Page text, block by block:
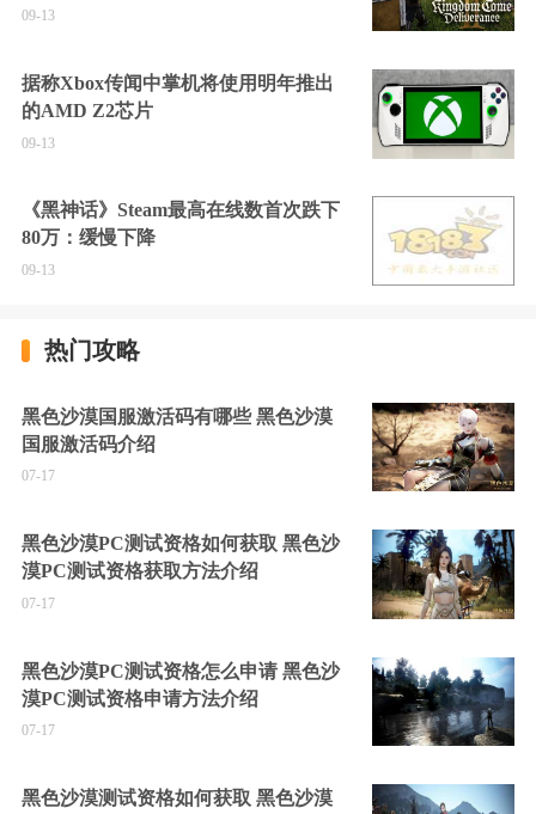
09-13
据称Xbox传闻中掌机将使用明年推出
的AMD Z2芯片
09-13
《黑神话》Steam最高在线数首次跌下
80万：缓慢下降
09-13
热门攻略
黑色沙漠国服激活码有哪些 黑色沙漠
国服激活码介绍
07-17
黑色沙漠PC测试资格如何获取 黑色沙
漠PC测试资格获取方法介绍
07-17
黑色沙漠PC测试资格怎么申请 黑色沙
漠PC测试资格申请方法介绍
07-17
黑色沙漠测试资格如何获取 黑色沙漠